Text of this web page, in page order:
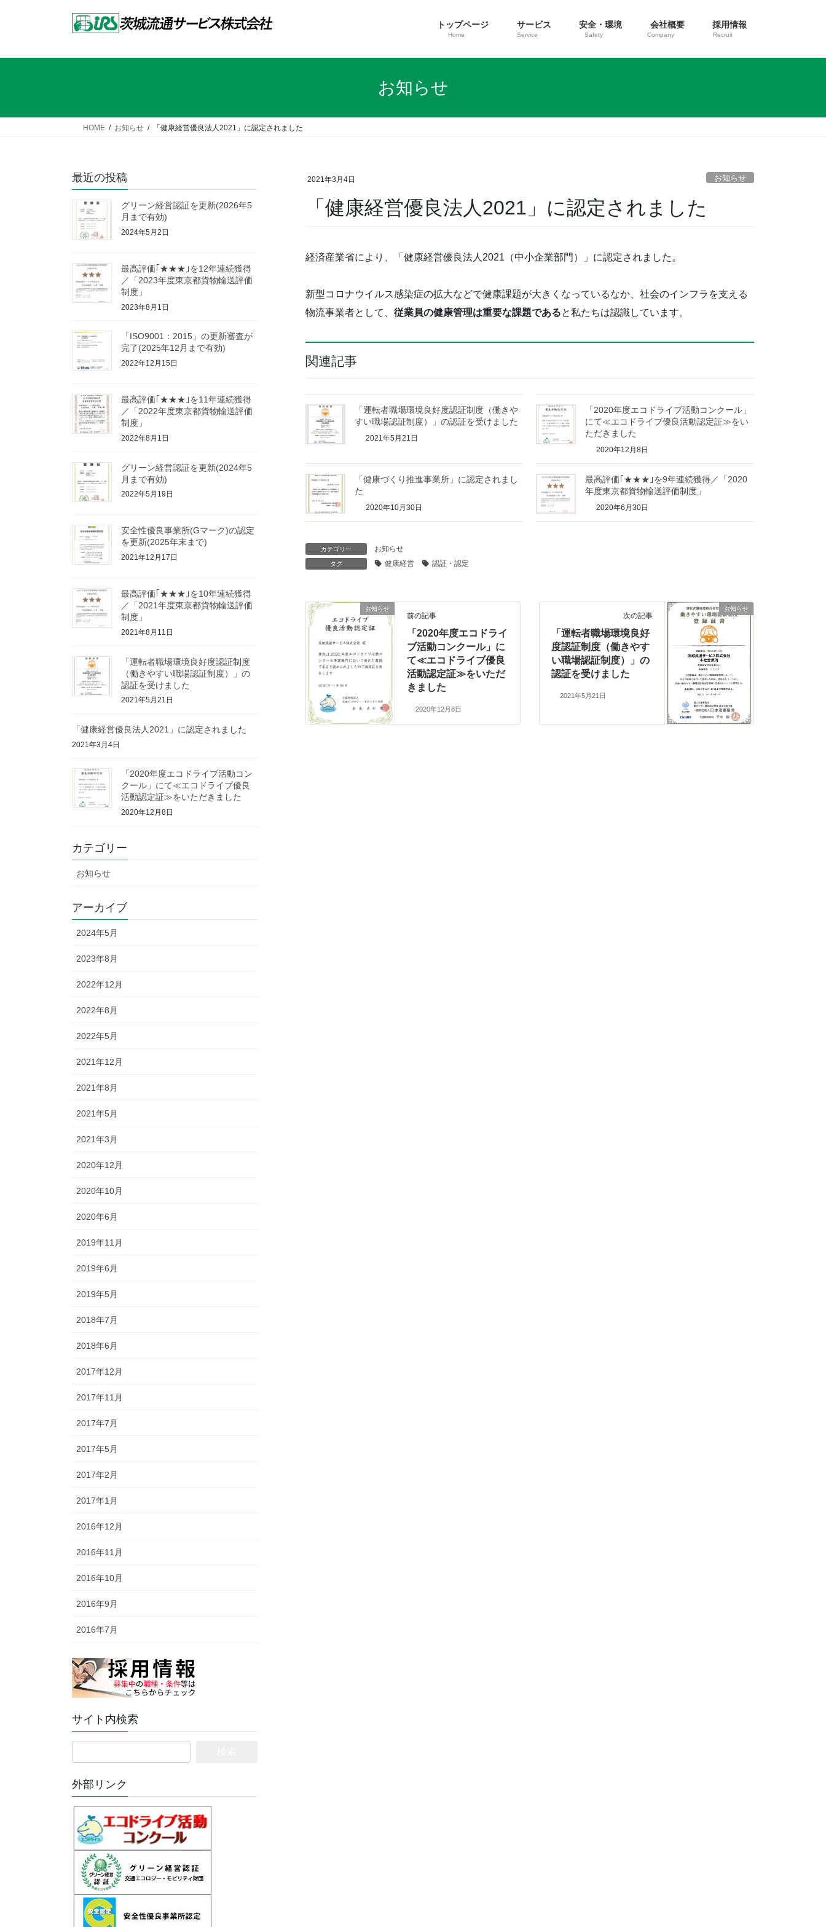
トップページ
Home
サービス
Service
安全・環境
Safety
会社概要
Company
採用情報
Recruit
お知らせ
HOME お知らせ 「健康経営優良法人2021」に認定されました
2021年3月4日 お知らせ
「健康経営優良法人2021」に認定されました
経済産業省により、「健康経営優良法人2021（中小企業部門）」に認定されました。
新型コロナウイルス感染症の拡大などで健康課題が大きくなっているなか、社会のインフラを支える
物流事業者として、 従業員の健康管理は重要な課題であると私たちは認識しています。
関連記事
「運転者職場環境良好度認証制度（働きや
すい職場認証制度）」の認証を受けました
2021年5月21日
「2020年度エコドライブ活動コンクール」
にて≪エコドライブ優良活動認定証≫をい
ただきました
2020年12月8日
「健康づくり推進事業所」に認定されまし
た
2020年10月30日
最高評価｢★★★｣を9年連続獲得／「2020
年度東京都貨物輸送評価制度」
2020年6月30日
カテゴリー お知らせ
タグ 健康経営 認証・認定
お知らせ
前の記事
「2020年度エコドライ
ブ活動コンクール」に
て≪エコドライブ優良
活動認定証≫をいただ
きました
2020年12月8日
お知らせ
次の記事
「運転者職場環境良好
度認証制度（働きやす
い職場認証制度）」の
認証を受けました
2021年5月21日
最近の投稿
グリーン経営認証を更新(2026年5
月まで有効)
2024年5月2日
最高評価｢★★★｣を12年連続獲得
／「2023年度東京都貨物輸送評価
制度」
2023年8月1日
「ISO9001：2015」の更新審査が
完了(2025年12月まで有効)
2022年12月15日
最高評価｢★★★｣を11年連続獲得
／「2022年度東京都貨物輸送評価
制度」
2022年8月1日
グリーン経営認証を更新(2024年5
月まで有効)
2022年5月19日
安全性優良事業所(Gマーク)の認定
を更新(2025年末まで)
2021年12月17日
最高評価｢★★★｣を10年連続獲得
／「2021年度東京都貨物輸送評価
制度」
2021年8月11日
「運転者職場環境良好度認証制度
（働きやすい職場認証制度）」の
認証を受けました
2021年5月21日
「健康経営優良法人2021」に認定されました
2021年3月4日
「2020年度エコドライブ活動コン
クール」にて≪エコドライブ優良
活動認定証≫をいただきました
2020年12月8日
カテゴリー
お知らせ
アーカイブ
2024年5月
2023年8月
2022年12月
2022年8月
2022年5月
2021年12月
2021年8月
2021年5月
2021年3月
2020年12月
2020年10月
2020年6月
2019年11月
2019年6月
2019年5月
2018年7月
2018年6月
2017年12月
2017年11月
2017年7月
2017年5月
2017年2月
2017年1月
2016年12月
2016年11月
2016年10月
2016年9月
2016年7月
サイト内検索
索:
外部リンク